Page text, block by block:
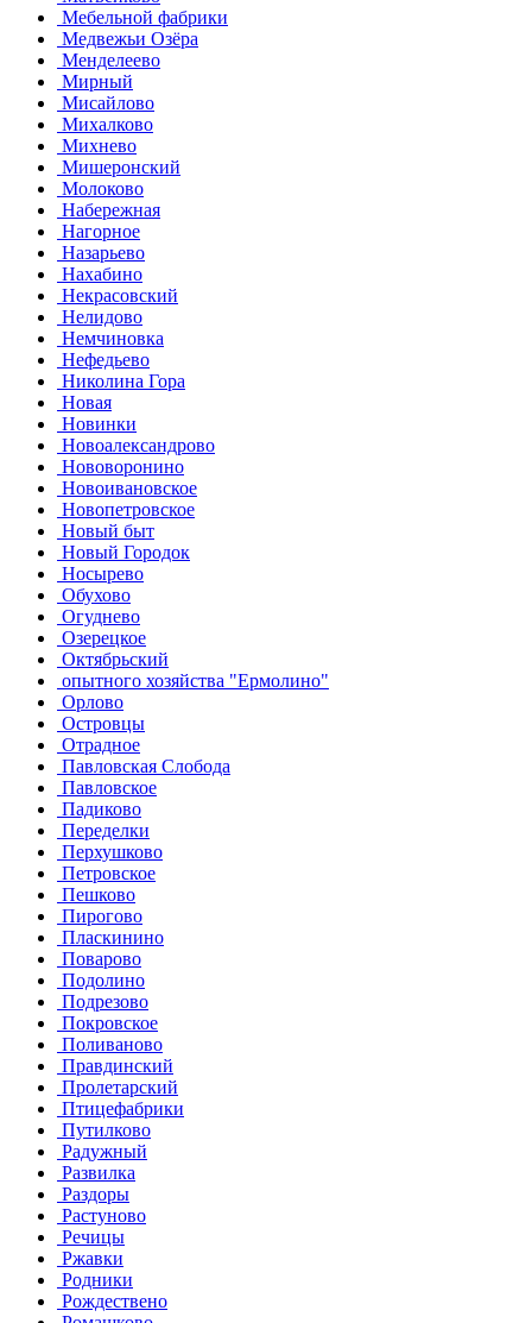
Мебельной фабрики
Медвежьи Озёра
Менделеево
Мирный
Мисайлово
Михалково
Михнево
Мишеронский
Молоково
Набережная
Нагорное
Назарьево
Нахабино
Некрасовский
Нелидово
Немчиновка
Нефедьево
Николина Гора
Новая
Новинки
Новоалександрово
Нововоронино
Новоивановское
Новопетровское
Новый быт
Новый Городок
Носырево
Обухово
Огуднево
Озерецкое
Октябрьский
опытного хозяйства "Ермолино"
Орлово
Островцы
Отрадное
Павловская Слобода
Павловское
Падиково
Переделки
Перхушково
Петровское
Пешково
Пирогово
Пласкинино
Поварово
Подолино
Подрезово
Покровское
Поливаново
Правдинский
Пролетарский
Птицефабрики
Путилково
Радужный
Развилка
Раздоры
Растуново
Речицы
Ржавки
Родники
Рождествено